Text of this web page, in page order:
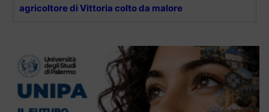
agricoltore di Vittoria colto da malore